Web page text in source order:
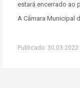
estará encerrado ao
A Câmara Municipal
Publicado: